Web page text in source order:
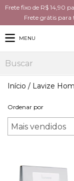
Frete fixo de R$ 14,90
Frete grátis para
MENU
Início / Lavize
Ordenar por